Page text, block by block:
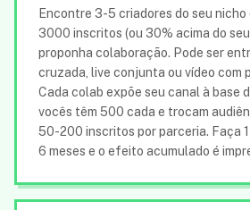
Encontre 3-5 criadores do seu
3000 inscritos (ou 30% acima do
proponha colaboração. Pode ser
cruzada, live conjunta ou vídeo com
Cada colab expõe seu canal à base
vocês têm 500 cada e trocam
50-200 inscritos por parceria. Faça
6 meses e o efeito acumulado é